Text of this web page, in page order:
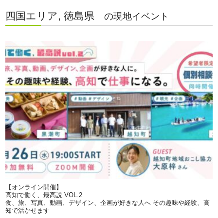
四国エリア, 徳島県 の現地イベント
【オンライン開催】
高知で働く、最高説 VOL.2
食、旅、写真、動画、デザイン、企画が好きな人へ その趣味や経験、高
知で活かせます